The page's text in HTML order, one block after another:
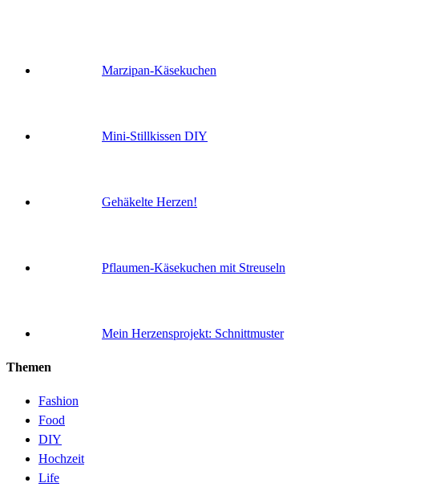
Marzipan-Käsekuchen
Mini-Stillkissen DIY
Gehäkelte Herzen!
Pflaumen-Käsekuchen mit Streuseln
Mein Herzensprojekt: Schnittmuster
Themen
Fashion
Food
DIY
Hochzeit
Life